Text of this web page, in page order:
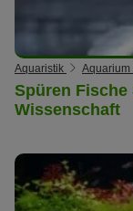
Aquaristik Aquarium
Spüren Fische
Wissenschaft